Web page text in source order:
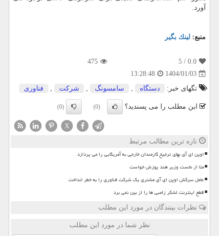
آورد.
منبع: لینك بگیر
0.0
/ 5
475
1404/01/03
13:28:48
تگهای خبر:
دستگاه , سامسونگ , شركت , فناوری
این مطلب را می پسندید؟ (0)
(0)
X
تازه ترین مطالب مرتبط
اوپن ای آی بهای ترجیح کارمندان خارجی به آمریکایی را می پردازد
متا از نخست وزیر هند پوزش خواست
عامل سرکش اوپن ای آی مشتری یک شرکت فناوری را به خطر انداخت
قطع اینترنت لشکر زامبی ها را از بین نمی برد
نظرات بینندگان در مورد این مطلب
نظر شما در مورد این مطلب